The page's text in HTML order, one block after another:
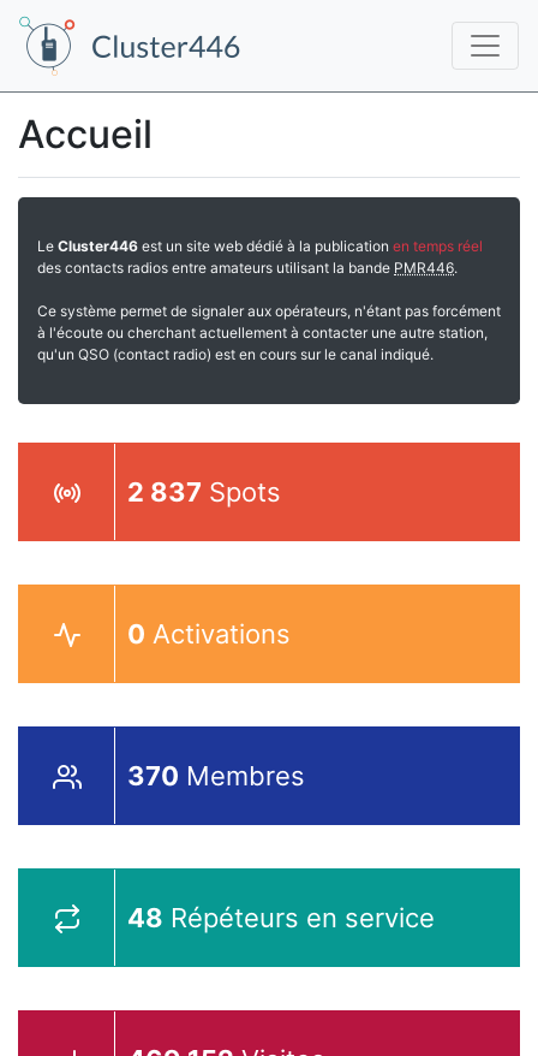
Accueil
Le Cluster446 est un site web dédié à la publication en temps réel
des contacts radios entre amateurs utilisant la bande PMR446.
Ce système permet de signaler aux opérateurs, n'étant pas forcément
à l'écoute ou cherchant actuellement à contacter une autre station,
qu'un QSO (contact radio) est en cours sur le canal indiqué.
2 837 Spots
0 Activations
370 Membres
48 Répéteurs en service